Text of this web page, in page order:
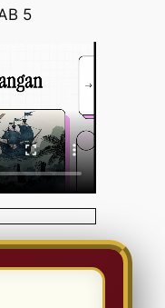
5